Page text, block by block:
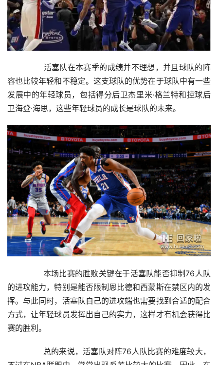
容也比较年轻和不稳定。这支球队的优势在于球队中有一些
发展中的年轻球员，包括得分后卫杰里米·格兰特和控球后
卫海登·海思，这些年轻球员的成长是球队的未来。
的进攻能力，特别是能否限制恩比德和西蒙斯在禁区内的发
挥。与此同时，活塞队自己的进攻端也需要找到合适的配合
方式，让年轻球员发挥出自己的实力，这样才有机会获得比
赛的胜利。